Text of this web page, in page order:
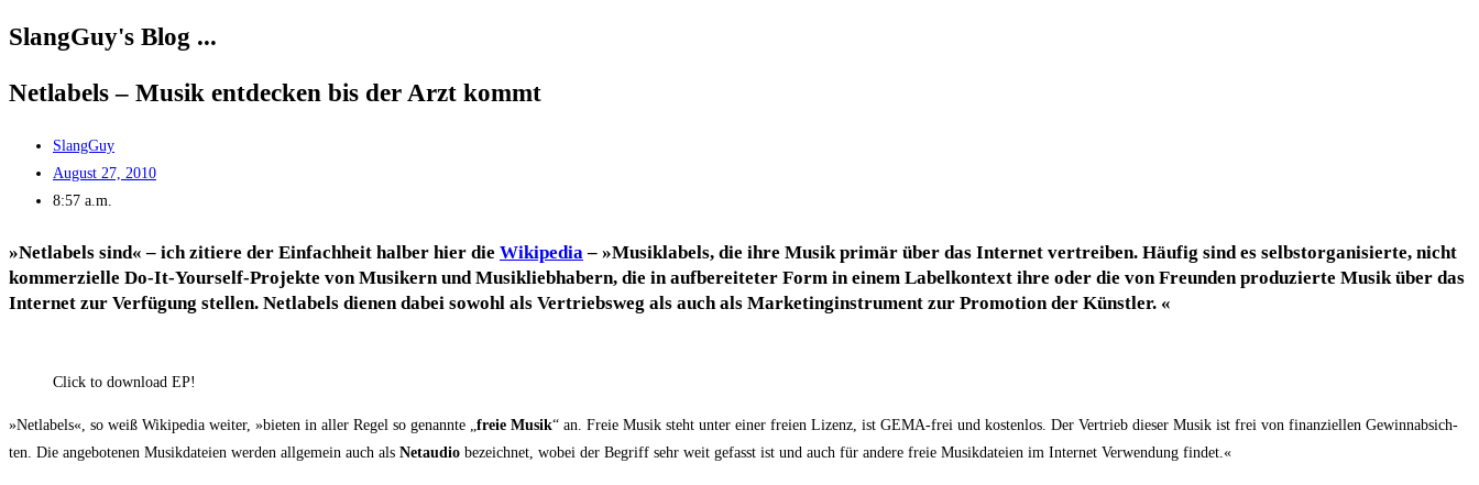
SlangGuy's Blog ...
Net­la­bels – Musik ent­de­cken bis der Arzt kommt
SlangGuy
August 27, 2010
8:57 a.m.
»Net­la­bels sind« – ich zitie­re der Ein­fach­heit hal­ber hier die Wiki­pe­dia– »Musik­la­bels, die ihre Musik pri­mär über das Inter­net ver­trei­ben. Häu­fig sind es selbst­or­ga­ni­sier­te, nicht
kom­mer­zi­el­le Do-It-Yours­elf-Pro­jek­te von Musi­kern und Musik­lieb­ha­bern, die in auf­be­rei­te­ter Form in einem Label­kon­text ihre oder die von Freun­den pro­du­zier­te Musik über das
Inter­net zur Ver­fü­gung stel­len. Net­la­bels die­nen dabei sowohl als Ver­triebs­weg als auch als Mar­ke­ting­in­stru­ment zur Pro­mo­ti­on der Künstler. «
Click to down­load EP!
»Net­la­bels«, so weiß Wiki­pe­dia wei­ter, »bie­ten in aller Regel so genann­te „ freie Musik“ an. Freie Musik steht unter einer frei­en Lizenz, ist GEMA-frei und kos­ten­los. Der Ver­trieb die­ser Musik ist frei von finan­zi­el­len Gewinn­ab­sich­
ten. Die ange­bo­te­nen Musik­da­tei­en wer­den all­ge­mein auch als Net­au­dio bezeich­net, wobei der Begriff sehr weit gefasst ist und auch für ande­re freie Musik­da­tei­en im Inter­net Ver­wen­dung findet.«